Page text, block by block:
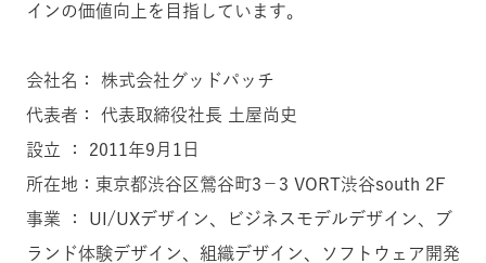
インの価値向上を目指しています。
会社名： 株式会社グッドパッチ
代表者： 代表取締役社長 土屋尚史
設立 ： 2011年9月1日
所在地：東京都渋谷区鶯谷町3−3 VORT渋谷south 2F
事業 ： UI/UXデザイン、ビジネスモデルデザイン、ブ
ランド体験デザイン、組織デザイン、ソフトウェア開発